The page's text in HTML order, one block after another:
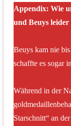
Appendix: Wie
und Beuys
Beuys kam nie
schaffte es sogar
Während in der
Starschnitt“ an